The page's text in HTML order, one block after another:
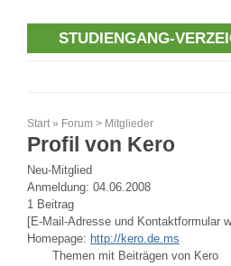
STUDIENGANG-
Start » Forum > Mitglieder
Profil von Kero
Neu-Mitglied
Anmeldung: 04.06.2008
1 Beitrag
[E-Mail-Adresse und Kontaktformular
Homepage: http://kero.de.ms
Themen mit Beiträgen von Kero